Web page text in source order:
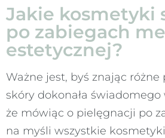
Jakie kosmetyki
po zabiegach
estetycznej?
Ważne jest, byś znając różne
skóry dokonała
że mówiąc o pielęgnacji po
na myśli wszystkie